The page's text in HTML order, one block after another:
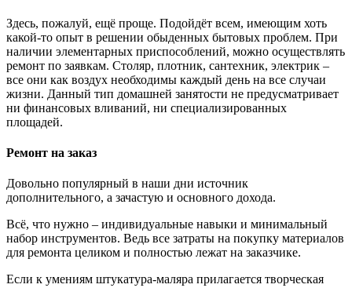
Здесь, пожалуй, ещё проще. Подойдёт всем, имеющим хоть
какой-то опыт в решении обыденных бытовых проблем. При
наличии элементарных приспособлений, можно осуществлять
ремонт по заявкам. Столяр, плотник, сантехник, электрик –
все они как воздух необходимы каждый день на все случаи
жизни. Данный тип домашней занятости не предусматривает
ни финансовых вливаний, ни специализированных
площадей.
Ремонт на заказ
Довольно популярный в наши дни источник
дополнительного, а зачастую и основного дохода.
Всё, что нужно – индивидуальные навыки и минимальный
набор инструментов. Ведь все затраты на покупку материалов
для ремонта целиком и полностью лежат на заказчике.
Если к умениям штукатура-маляра прилагается творческая